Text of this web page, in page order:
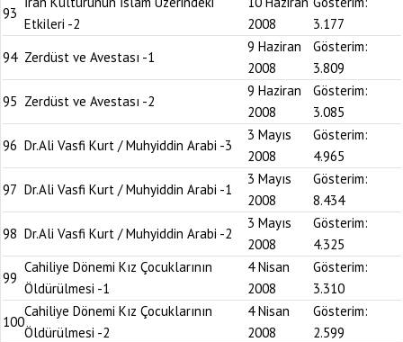
93
Etkileri -2
2008
3.177
94 Zerdüst ve Avestası -1
9 Haziran
2008
Gösterim:
3.809
95 Zerdüst ve Avestası -2
9 Haziran
2008
Gösterim:
3.085
96 Dr.Ali Vasfi Kurt / Muhyiddin Arabi -3
3 Mayıs
2008
Gösterim:
4.965
97 Dr.Ali Vasfi Kurt / Muhyiddin Arabi -1
3 Mayıs
2008
Gösterim:
8.434
98 Dr.Ali Vasfi Kurt / Muhyiddin Arabi -2
3 Mayıs
2008
Gösterim:
4.325
99
Cahiliye Dönemi Kız Çocuklarının
Öldürülmesi -1
4 Nisan
2008
Gösterim:
3.310
100
Cahiliye Dönemi Kız Çocuklarının
Öldürülmesi -2
4 Nisan
2008
Gösterim:
2.599